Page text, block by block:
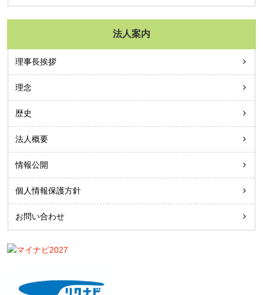
法人案内
理事長挨拶
理念
歴史
法人概要
情報公開
個人情報保護方針
お問い合わせ